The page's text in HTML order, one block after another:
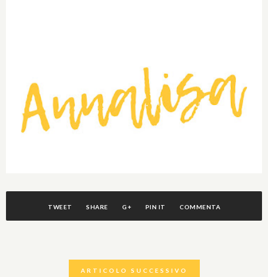
TWEET SHARE G+ PIN IT COMMENTA
ARTICOLO SUCCESSIVO